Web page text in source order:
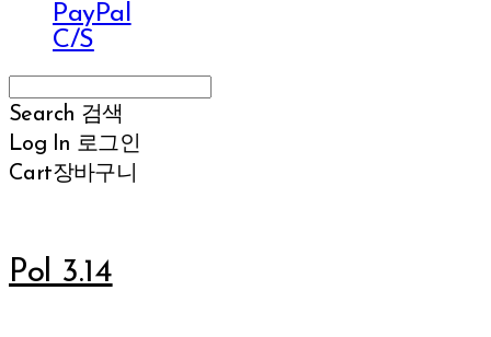
PayPal
C/S
Search 검색
Log In 로그인
Cart장바구니
Pol 3.14